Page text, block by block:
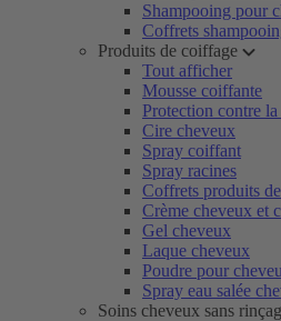
Shampooing pour
Coffrets
Produits de coiffage
Tout afficher
Mousse coiffante
Protection contre
Cire cheveux
Spray coiffant
Spray racines
Coffrets produits
Crème cheveux et
Gel cheveux
Laque cheveux
Poudre pour
Spray eau salée
Soins cheveux sans